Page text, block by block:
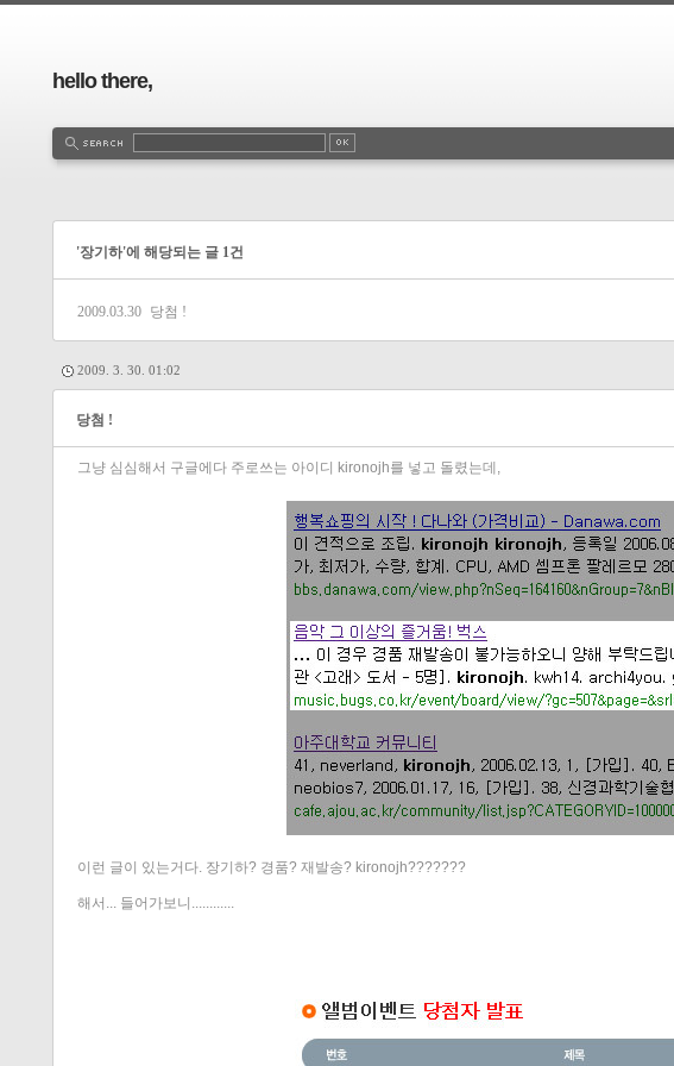
hello there,
'장기하'에 해당되는 글 1건
2009.03.30 당첨 !
2009. 3. 30. 01:02
당첨 !
그냥 심심해서 구글에다 주로쓰는 아이디 kironojh를 넣고 돌렸는데,
이런 글이 있는거다. 장기하? 경품? 재발송? kironojh???????
해서... 들어가보니............